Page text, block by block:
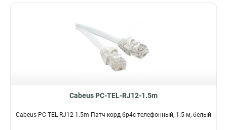
Cabeus PC-TEL-RJ12-1.5m
Cabeus PC-TEL-RJ12-1.5m Патч-корд 6p4c телефонный, 1.5 м, белый